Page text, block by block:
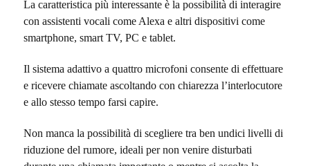
La caratteristica più interessante è la possibilità di interagire
con assistenti vocali come Alexa e altri dispositivi come
smartphone, smart TV, PC e tablet.
Il sistema adattivo a quattro microfoni consente di effettuare
e ricevere chiamate ascoltando con chiarezza l’interlocutore
e allo stesso tempo farsi capire.
Non manca la possibilità di scegliere tra ben undici livelli di
riduzione del rumore, ideali per non venire disturbati